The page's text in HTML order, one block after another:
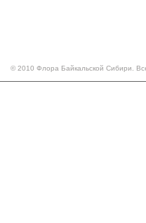
© 2010 Флора Байкальской Сибири.